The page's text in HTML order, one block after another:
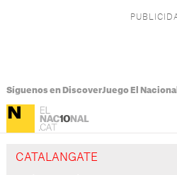
Síguenos en DiscoverJuego El Nacional
CATALANGATE